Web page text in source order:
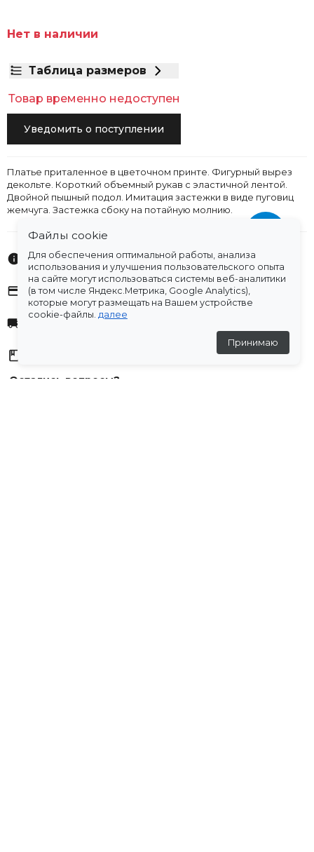
Нет в наличии
Таблица размеров
Товар временно недоступен
Уведомить о поступлении
Платье приталенное в цветочном принте. Фигурный вырез
декольте. Короткий объемный рукав с эластичной лентой.
Двойной пышный подол. Имитация застежки в виде пуговиц
жемчуга. Застежка сбоку на потайную молнию.
Характеристики
Оплата
Доставка
Остались вопросы?
Файлы cookie
Для обеспечения оптимальной работы, анализа
использования и улучшения пользовательского опыта
на сайте могут использоваться системы веб-аналитики
(в том числе Яндекс.Метрика, Google Analytics),
которые могут размещать на Вашем устройстве
cookie-файлы. далее
Принимаю